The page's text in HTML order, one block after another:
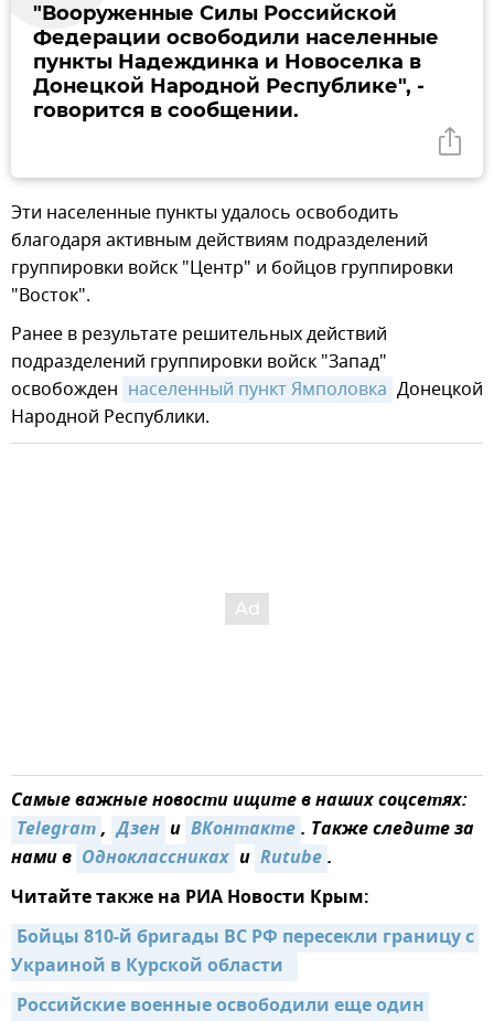
"Вооруженные Силы Российской
Федерации освободили населенные
пункты Надеждинка и Новоселка в
Донецкой Народной Республике", -
говорится в сообщении.
Эти населенные пункты удалось освободить
благодаря активным действиям подразделений
группировки войск "Центр" и бойцов группировки
"Восток".
Ранее в результате решительных действий
подразделений группировки войск "Запад"
освобожден населенный пункт Ямполовка Донецкой
Народной Республики.
Самые важные новости ищите в наших соцсетях:
Telegram, Дзен и ВКонтакте. Также следите за
нами в Одноклассниках и Rutube.
Читайте также на РИА Новости Крым:
Бойцы 810-й бригады ВС РФ пересекли границу с
Украиной в Курской области
Российские военные освободили еще один